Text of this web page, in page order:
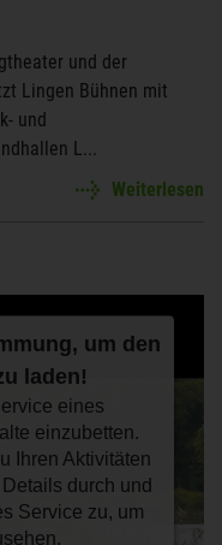
und der
Lingen Bühnen mit
und
L...
Weiterlesen
um den
laden!
eines
einzubetten.
Ihren Aktivitäten
durch und
Service zu, um